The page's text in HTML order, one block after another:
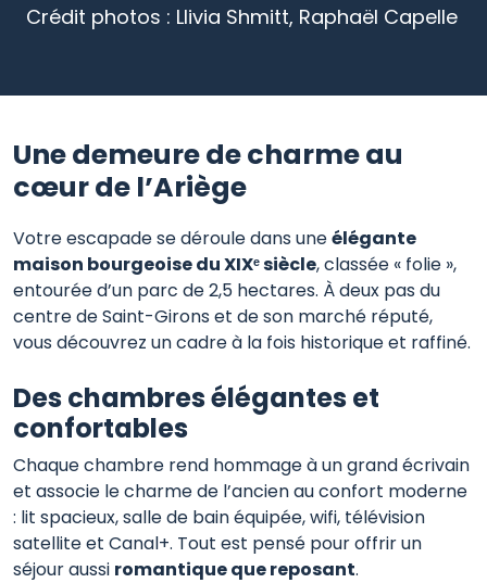
Crédit photos : Llivia Shmitt, Raphaël Capelle
Une demeure de charme au
cœur de l’Ariège
Votre escapade se déroule dans uneélégante
maison bourgeoise du XIXᵉ siècle, classée « folie »,
entourée d’un parc de 2,5 hectares. À deux pas du
centre de Saint-Girons et de son marché réputé,
vous découvrez un cadre à la fois historique et raffiné.
Des chambres élégantes et
confortables
Chaque chambre rend hommage à un grand écrivain
et associe le charme de l’ancien au confort moderne
: lit spacieux, salle de bain équipée, wifi, télévision
satellite et Canal+. Tout est pensé pour offrir un
séjour aussi romantique que reposant.